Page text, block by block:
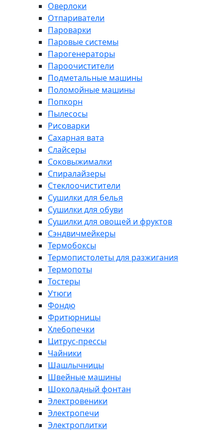
Оверлоки
Отпариватели
Пароварки
Паровые системы
Парогенераторы
Пароочистители
Подметальные машины
Поломойные машины
Попкорн
Пылесосы
Рисоварки
Сахарная вата
Слайсеры
Соковыжималки
Спиралайзеры
Стеклоочистители
Сушилки для белья
Сушилки для обуви
Сушилки для овощей и фруктов
Сэндвичмейкеры
Термобоксы
Термопистолеты для разжигания
Термопоты
Тостеры
Утюги
Фондю
Фритюрницы
Хлебопечки
Цитрус-прессы
Чайники
Шашлычницы
Швейные машины
Шоколадный фонтан
Электровеники
Электропечи
Электроплитки